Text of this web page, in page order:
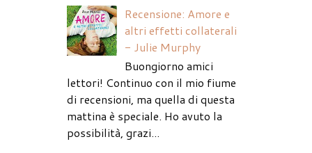
Recensione: Amore e
altri effetti collaterali
- Julie Murphy
Buongiorno amici
lettori! Continuo con il mio fiume
di recensioni, ma quella di questa
mattina è speciale. Ho avuto la
possibilità, grazi...